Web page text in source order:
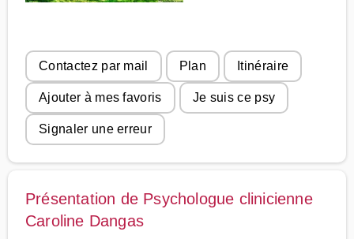
Contactez par mail Plan Itinéraire
Ajouter à mes favoris Je suis ce psy
Signaler une erreur
Présentation de Psychologue clinicienne
Caroline Dangas